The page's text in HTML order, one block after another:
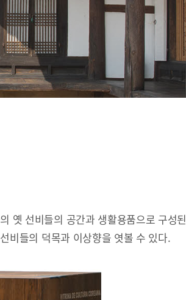
옛 선비들의 공간과 생활용품으로 구성된
비들의 덕목과 이상향을 엿볼 수 있다.